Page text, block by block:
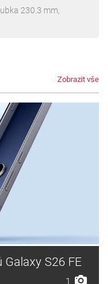
230.3 mm,
Zobrazit vše
S26 FE
1